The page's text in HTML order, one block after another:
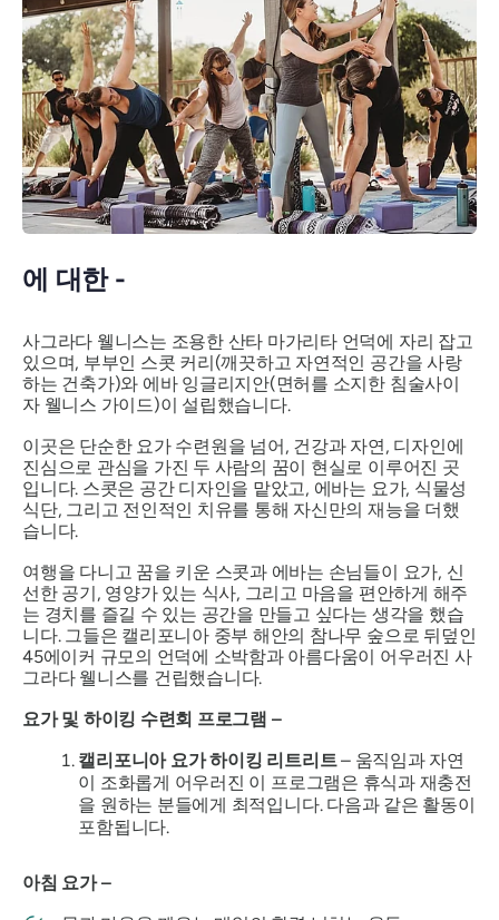
에 대한 -
사그라다 웰니스는 조용한 산타 마가리타 언덕에 자리 잡고
있으며, 부부인 스콧 커리(깨끗하고 자연적인 공간을 사랑
하는 건축가)와 에바 잉글리지안(면허를 소지한 침술사이
자 웰니스 가이드)이 설립했습니다.
이곳은 단순한 요가 수련원을 넘어, 건강과 자연, 디자인에
진심으로 관심을 가진 두 사람의 꿈이 현실로 이루어진 곳
입니다. 스콧은 공간 디자인을 맡았고, 에바는 요가, 식물성
식단, 그리고 전인적인 치유를 통해 자신만의 재능을 더했
습니다.
여행을 다니고 꿈을 키운 스콧과 에바는 손님들이 요가, 신
선한 공기, 영양가 있는 식사, 그리고 마음을 편안하게 해주
는 경치를 즐길 수 있는 공간을 만들고 싶다는 생각을 했습
니다. 그들은 캘리포니아 중부 해안의 참나무 숲으로 뒤덮인
45에이커 규모의 언덕에 소박함과 아름다움이 어우러진 사
그라다 웰니스를 건립했습니다.
요가 및 하이킹 수련회 프로그램 –
캘리포니아 요가 하이킹 리트리트– 움직임과 자연
이 조화롭게 어우러진 이 프로그램은 휴식과 재충전
을 원하는 분들에게 최적입니다. 다음과 같은 활동이
포함됩니다.
아침 요가 –